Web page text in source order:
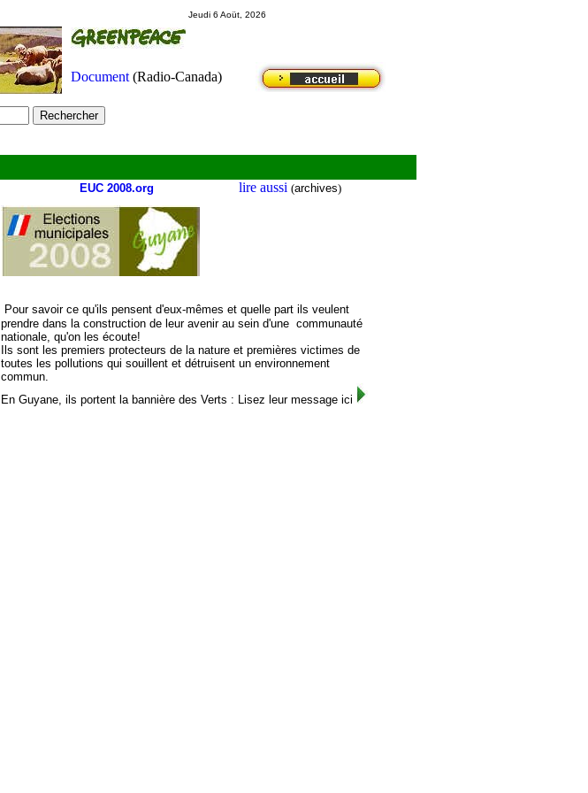
Jeudi 6 Aoüt, 2026
Document(Radio-Canada)
EUC 2008.org lire aussi (archives)
Pour savoir ce qu'ils pensent d'eux-mêmes et quelle part ils veulent
prendre dans la construction de leur avenir au sein d'une communauté
nationale, qu'on les écoute!
Ils sont les premiers protecteurs de la nature et premières victimes de
toutes les pollutions qui souillent et détruisent un environnement
commun.
En Guyane, ils portent la bannière des Verts : Lisez leur message ici